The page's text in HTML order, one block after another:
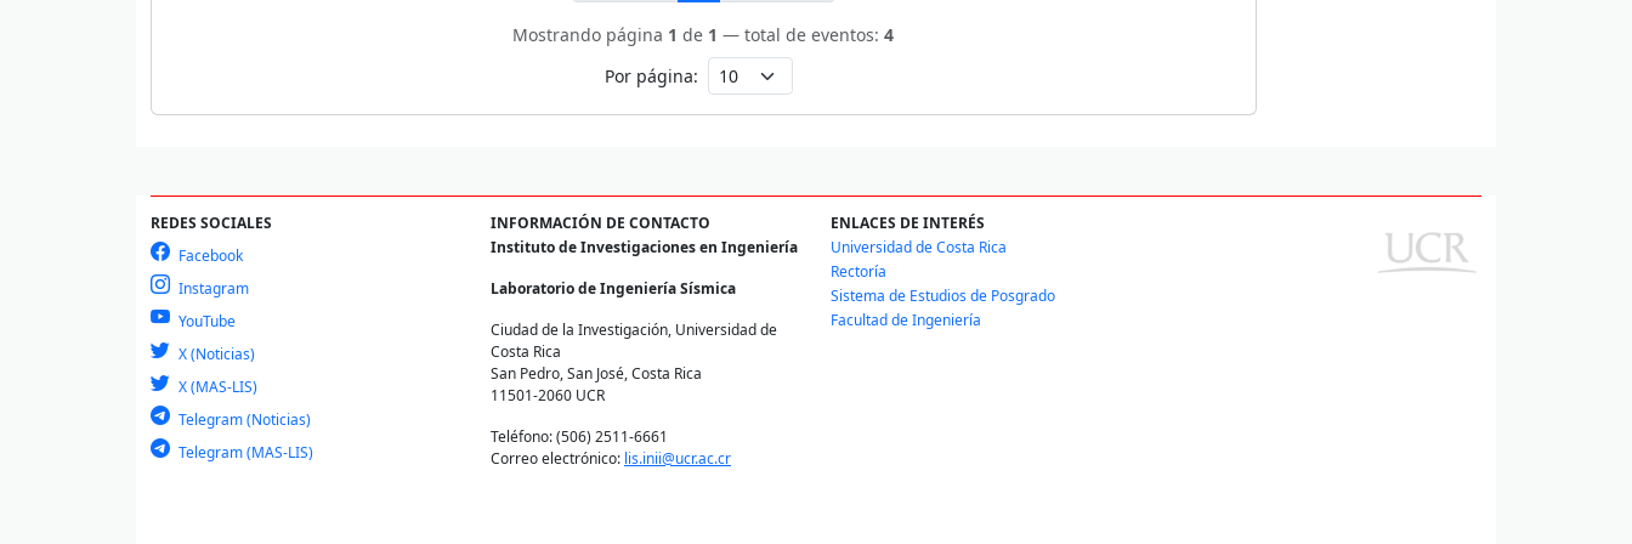
Mostrando página 1 de 1 — total de eventos:4
Por página:
REDES SOCIALES
Facebook
Instagram
YouTube
X (Noticias)
X (MAS-LIS)
Telegram (Noticias)
Telegram (MAS-LIS)
INFORMACIÓN DE CONTACTO
Instituto de Investigaciones en Ingeniería
Laboratorio de Ingeniería Sísmica
Ciudad de la Investigación, Universidad de
Costa Rica
San Pedro, San José, Costa Rica
11501-2060 UCR
Teléfono: (506) 2511-6661
Correo electrónico: lis.inii@ucr.ac.cr
ENLACES DE INTERÉS
Universidad de Costa Rica
Rectoría
Sistema de Estudios de Posgrado
Facultad de Ingeniería